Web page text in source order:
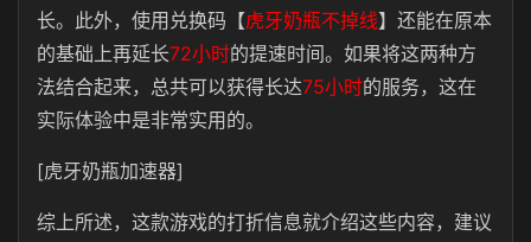
长。此外，使用兑换码【虎牙奶瓶不掉线】还能在原本
的基础上再延长72小时的提速时间。如果将这两种方
法结合起来，总共可以获得长达75小时的服务，这在
实际体验中是非常实用的。
[虎牙奶瓶加速器]
综上所述，这款游戏的打折信息就介绍这些内容，建议